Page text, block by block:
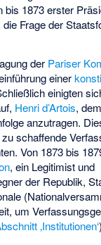
bis 1873 erster
Frage der
der Pariser
einer
einigten
Henri d’Artois,
anzutragen.
schaffende
Von 1873 bis
, ein Legitimist und
der Republik,
um
‚Institutionen‘